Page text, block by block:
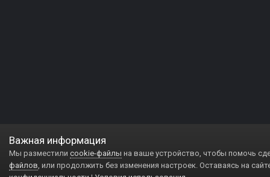
Важная информация
Мы разместили cookie-файлы на ваше устройство, чтобы помочь
файлов, или продолжить без изменения настроек. Оставаясь на